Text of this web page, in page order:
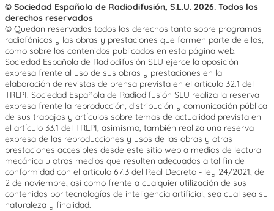
© Sociedad Española de Radiodifusión, S.L.U. 2026. Todos los
derechos reservados
© Quedan reservados todos los derechos tanto sobre programas
radiofónicos y las obras y prestaciones que formen parte de ellos,
como sobre los contenidos publicados en esta página web.
Sociedad Española de Radiodifusión SLU ejerce la oposición
expresa frente al uso de sus obras y prestaciones en la
elaboración de revistas de prensa prevista en el artículo 32.1 del
TRLPI. Sociedad Española de Radiodifusión SLU realiza la reserva
expresa frente la reproducción, distribución y comunicación pública
de sus trabajos y artículos sobre temas de actualidad prevista en
el artículo 33.1 del TRLPI, asimismo, también realiza una reserva
expresa de las reproducciones y usos de las obras y otras
prestaciones accesibles desde este sitio web a medios de lectura
mecánica u otros medios que resulten adecuados a tal fin de
conformidad con el artículo 67.3 del Real Decreto - ley 24/2021, de
2 de noviembre, así como frente a cualquier utilización de sus
contenidos por tecnologías de inteligencia artificial, sea cual sea su
naturaleza y finalidad.